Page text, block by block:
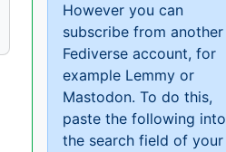
However you can
subscribe from another
Fediverse account, for
example Lemmy or
Mastodon. To do this,
paste the following into
the search field of your